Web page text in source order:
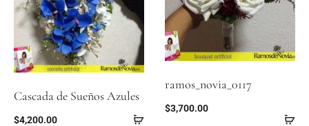
Cascada de Sueños Azules
$4,200.00
ramos_novia_0117
$3,700.00